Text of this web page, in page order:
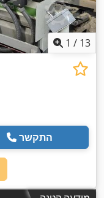
1 / 13
התקשר